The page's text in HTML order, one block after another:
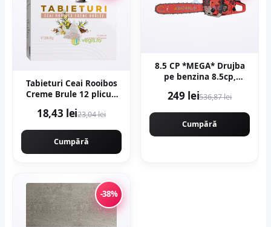
Tabieturi Ceai Rooibos
Creme Brule 12 plicuri
18,43 lei23,04 lei
Cumpără
8.5 CP *MEGA* Drujba
pe benzina 8.5cp,
400mm, MOTOYAMA
249 lei536,87 lei
Cumpără
-38%